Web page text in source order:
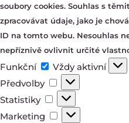
soubory cookies. Souhlas s
zpracovávat údaje, jako je
ID na tomto webu. Nesouhlas
nepříznivě ovlivnit určité
Funkční Funkční
Vždy aktivní
Předvolby
Předvolby
Statistiky
Statistiky
Marketing
Marketing